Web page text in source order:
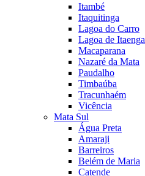
Itambé
Itaquitinga
Lagoa do Carro
Lagoa de Itaenga
Macaparana
Nazaré da Mata
Paudalho
Timbaúba
Tracunhaém
Vicência
Mata Sul
Água Preta
Amaraji
Barreiros
Belém de Maria
Catende